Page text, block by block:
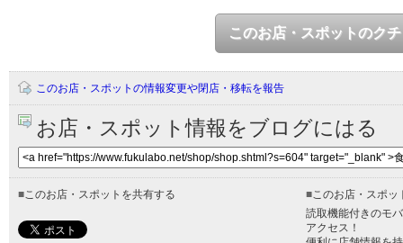
このお店・スポットのク
このお店・スポットの情報変更や閉店・移転を報告
お店・スポット情報をブログにはる
■このお店・スポットを共有する ■このお店・スポッ
読取機能付きのモ
アクセス！